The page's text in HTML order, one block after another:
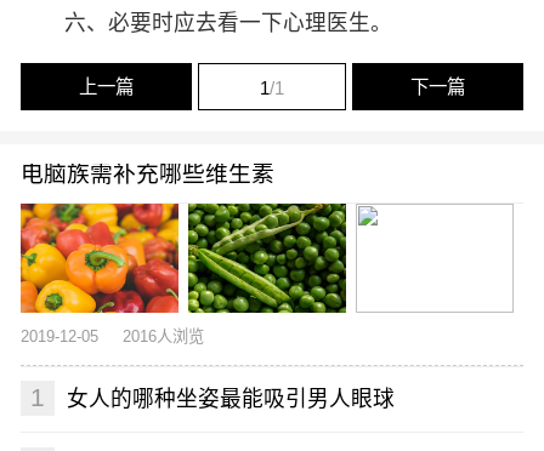
六、必要时应去看一下心理医生。
上一篇 1/1 下一篇
电脑族需补充哪些维生素
2019-12-05 2016人浏览
1 女人的哪种坐姿最能吸引男人眼球